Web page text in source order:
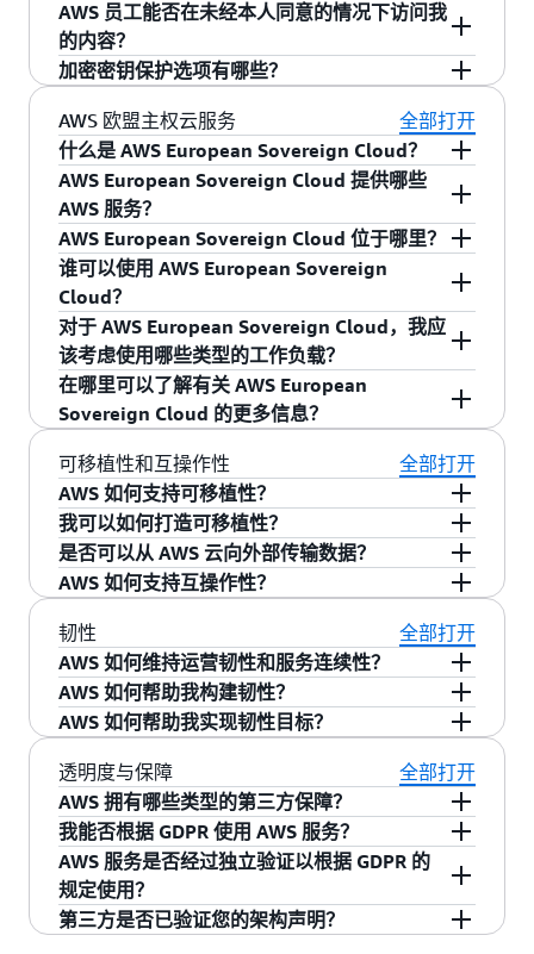
组织的要求而打造的数据中心和网络架构中受
益。您还可以获得由深入了解全球安全趋势的工
程师设计的高级安全服务，这些服务旨在相互配
合，并且使用您已知和信任的产品。
AWS 还提供各种安全工具，向客户提供 230 多项
安全、合规性和治理服务与功能，用以保护应用
程序。其中一个示例即为AWS Nitro System，这
是所有现代 Amazon Elastic Compute
Cloud（Amazon EC2）实例的基础平台，可以额
外增强应用程序的机密性和隐私性。 Nitro
System 有意设计为无操作员访问权限。任何系统
或人员无需通过任何机制即可登录 EC2 Nitro 主
机、访问 EC2 实例的内存，或者访问本地加密实
例存储或远程加密 EBS 卷上存储的任何客户数
AWS 运营商需要在 EC2 服务器上开展维护工作，
他们仅能使用一系列有限的经过身份验证、授
权、记录和审核的管理 API。这些 API 均不允许操
作员访问 EC2 服务器上的客户数据。由于这些是
Nitro System 自带的经过设计和测试的技术限
制，任何 AWS 运营商均无法避开这些控制和保护
措施。作为我们提高透明度这一承诺的一部分，
我们聘请了领先的网络安全咨询公司NCC
Group，对我们的 Nitro System 安全声明进行架
构审核并出具公共报告。他们的报告证实，使用
AWS Nitro System 的任何 AWS 人员无需通过任何
机制即可访问 Nitro 主机上的数据。我们还在
AWS 服务条款（第 96 节）中添加了 Nitro 控制措
施，这些内容适用于 AWS 的所有使用者。
哪些 AWS 服务来处理和存储您的客户内容。未经
您同意，我们不会出于任何目的而访问或使用您
的客户内容。由您控制客户内容的安全和访问、
身份管理、访问权限和身份验证方法、保留和删
除。
客户内容的定义为：客户或任何终端用户传输给
我们以便处理、存储或交由与该客户账户关联的
AWS 服务托管的软件（包括机器映像）、数据、
文本、音频、视频或图像；以及客户或其终端用
户在使用 AWS 服务过程中通过上述内容得出的任
何计算结果。例如，客户或其终端用户存储在
Amazon Simple Storage Service（S3）中的内容
就是客户内容。客户内容不包括资源标识符、元
数据标签、使用策略、权限以及与 AWS 资源管理
相关的类似项目中所包含的信息。
有关更多信息，请访问数据隐私常见问题
作为客户，您可以确定自己的内容的存储位置、
存储类型和存储所在的地理区域。AWS 全球基础
设施让您可以灵活地选择运行工作负载的方式和
地点。未经您同意，AWS 不会将您的内容移到或
复制到您所选择的 AWS 区域之外，除非法律要求
或者政府部门发布有约束力的指令要求。 作为我
们合规性计划的一部分，外部独立审计师对这一
承诺进行了核实，例如德国政府的C5 认证。我们
的认证报告载列于AWS Artifact。
在使用 AWS 服务时，客户可以确信客户内容保留
在所选 AWS 区域内。例如，通过选择 AWS 欧洲
地区（巴黎），组成该区域的三个可用区（AZ）
分别至少包括一个数据中心，AWS 客户即可控制
其数据的位置，并可在法国境内构建高度可用的
应用程序。少量 AWS 服务涉及数据传输，例如，
出于开发和改进服务的需要，您可以在此过程中
选择退出传输，或者因为传输是服务的重要部分
（例如内容分发服务）。有关更多信息，请访问
“AWS 服务的隐私功能”页面。
我们的白皮书《
Using AWS in the Context of
Common Privacy & Data Protection
Considerations》（“AWS 区域：内容将存储在哪
里？”部分）。
AWS 员工能否在未经本人同意的情况下访问我
的内容？
否。我们禁止（且我们的系统旨在防止）AWS 人
员出于任何目的（包括服务维护）远程访问客户
内容，除非客户要求访问或者出于防止欺诈和滥
用或遵守法律的需要访问。作为我们C5 认证
部分，经外部独立审计师核实，只有经客户授权
的人员才能访问内容，无一例外。
加密密钥保护选项有哪些？
在 AWS，我们认为最佳安全工具不应在成本、易
操作性或性能上有所妥协。我们建议客户在云端
加密客户数据，我们为客户提供AWS Key
Management Service（KMS）
等工具，采用可扩
展、持久和高度可用的方式进行加密。AWS 主张
的一项基本安全原则是，在任何 AWS 服务中，任
何类型的明文加密密钥材料均不存在人机交互。
包括 AWS 服务运营商在内，任何人无需通过任何
机制即可查看、访问或导出明文密钥材料。即使
是在灾难性故障和灾难恢复事件中，这一原则也
同样适用。AWS KMS 中的明文客户密钥材料仅用
于根据客户或其代理人对服务提出的授权请求，
在经 AWS KMS FIPS 验证的 HSM 中进行加密操
作。
AWS KMS 使用经过NIST 联邦信息处理标准
（FIPS）140 加密模块验证程序验证的 AWS 托管
硬件安全模块（HSM），保护密钥的机密性和完
整性。在这些 HSM 中生成的 KMS 密钥的所有密
钥材料以及所有需要解密 KMS 密钥材料的操作，
都在这些经 FIPS 140-2 安全级别 3 验证的 HSM
中严格进行。根据 FIPS 140 要求，KMS HSM 的
所有固件变更均提交给 NIST 认可的实验室按照
FIPS 140 安全级别 3 进行验证。如需详细了解
AWS KMS 的设计方式以及用于保护密钥的加密技
术，请阅读《AWS KMS Cryptographic Details》
白皮书。
AWS 为 AWS KMS 提供了几个高级配置选项，称
为自定义密钥存储，此类选项将 AWS KMS 便捷的
AWS 欧盟主权云服务
全部打开
什么是 AWS European Sovereign Cloud？
AWS European Sovereign Cloud 是一款面向欧盟
的独立云，旨在帮助公共部门组织和高度监管行
业的客户满足其不断变化的主权需求。AWS
European Sovereign Cloud 是唯一具备全功能、
独立运营的主权云，由强大的技术控制、主权保
障和法律保护提供支持。我们设计了独立于现有
AWS 区域的 AWS European Sovereign Cloud，其
基础设施完全位于欧盟（EU）境内，并且具有与
客户在当今现有 AWS 区域获得的相同的安全性、
可用性和性能。与当前所有区域相同，使用 AWS
European Sovereign Cloud 的客户将受益于 AWS
的所有强大功能，其熟悉的架构、广泛的服务组
合和 API 与当今数百万客户所用的相同。
为了提高在欧盟境内的运营自主性和韧性，只有
位于欧盟境内的欧盟居民才可以控制日常运营活
动，包括访问数据中心以及获取技术支持和 AWS
European Sovereign Cloud 的客户服务。我们正
在逐步过渡到将完成由位于欧盟的欧盟公民运营
的 AWS European Sovereign Cloud。在这一过渡
时期，我们将继续与由欧盟居民和居住在欧盟的
欧洲公民组成的混合团队合作。
AWS European Sovereign Cloud 提供哪些
AWS 服务？
AWS European Sovereign Cloud 是一款功能完备
的云服务产品，它会提供客户当前在 AWS 所使用
的广泛服务组合和各项功能。推出新的 AWS 区域
期间，我们将首先提供支持关键工作负载和应用
程序所需的核心服务，然后根据客户与合作伙伴
的需求继续扩展。
European Sovereign Cloud 中可用服务的完整列
表和我们的服务路线图。
AWS European Sovereign Cloud 位于哪里？
AWS European Sovereign Cloud 的首个 AWS 区域
位于德国勃兰登堡州。我们还宣布了相关计划，
即将 AWS European Sovereign Cloud 的覆盖范围
从德国扩展至整个欧盟地区，以满足严格的隔
离、本地数据驻留以及低延迟等要求。这将从位
于比利时、荷兰和葡萄牙的新主权本地区域开
始。
谁可以使用 AWS European Sovereign
Cloud？
AWS European Sovereign Cloud 面向所有客户开
放，其中包括那些出于寻求更完善的数据驻留和
运营自主性等原因、尚未开始云服务之旅或者尚
未将部分更敏感的工作负载迁移到云的客户。
对于 AWS European Sovereign Cloud，我应
该考虑使用哪些类型的工作负载？
AWS European Sovereign Cloud 为客户提供满足
严格的运营自主权和数据驻留要求的能力。考虑
使用 AWS European Sovereign Cloud 来承载那些
需要更强主权控制的工作负载，比如那些对数据
驻留和在欧盟内的运营控制有特定要求的工作负
载。为了实现更强大的数据驻留和运营控制，
AWS European Sovereign Cloud 基础设施独立于
其他 AWS 区域进行运营。为了确保 AWS
European Sovereign Cloud 独立运营，只有位于
欧盟境内的欧盟居民才可以控制日常运营活动，
包括访问数据中心以及获取技术支持和客户服
务。我们正在逐步过渡到将完成由位于欧盟的欧
盟公民运营的 AWS European Sovereign Cloud。
对于其他工作负载，全球数以百万计的公司都依
赖并信任现有的 AWS 区域，将他们最敏感和受监
管的数据托管在云中。AWS 全球云基础设施是一
个安全、可扩展且可靠的云基础设施，可提供来
自全球数据中心的 200 多种功能全面的服务。
在哪里可以了解有关 AWS European
Sovereign Cloud 的更多信息？
您可以访问aws.eu了解有关 AWS European
Sovereign Cloud 的更多信息。
可移植性和互操作性
全部打开
AWS 如何支持可移植性？
AWS 直接与许多其他网络（包括其他云提供商的
网络）互连，旨在帮助客户从不同提供商处、在
不同网络中获得可靠的数据传输体验。如果客户
决定切换 IT 提供商，我们希望清除让客户难以完
成这件事的障碍，因为我们关注建立长期的客户
信任，如能清除这些障碍，AWS 将对新客户和回
头客产生吸引力。在全球范围内，如果客户希望
迁移到 AWS 以外，则其有权免费将数据传输到互
联网上。如需了解更多信息，请阅读
我们的数据
传输博客文章。
我可以如何打造可移植性？
为了提升应用程序层面的可移植性，AWS 提供了
许多开源解决方案，包括 MySQL（Amazon
RDS）、PostgreSQL（Amazon RDS）、Apache
Kafka（Amazon Managed Streaming for Apache
Kafka）、Kubernetes（Amazon EKS）、
Elasticsearch（Amazon OpenSearch Service）、
MongoDB（Amazon DocumentDB）、Apache
Cassandra [Amazon Keyspaces（Apache
Cassandra 兼容）] 以及 Apache Hadoop [
Amazon
Elastic MapReduce（EMR）]。在基础设施层面，
VMware Cloud on AWS与AWS 云端 Red Hat
OpenShift 服务
也适用于希望在 AWS 云中使用这
些可提供一致体验的流行技术的客户。
是否可以从 AWS 云向外部传输数据？
是，可以从 AWS 云向外部传输或复制数据。AWS
支持客户选择，包括选择将您的数据迁移到其他
云提供商或本地。如果您希望将数据迁移到其他
云提供商或本地，我们将免收将数据传输到互联
网（DTO）的费用。
AWS 提供广泛的解决方案，借由这些解决方案，
您可以直接通过互联网传输数据，也可以通过专
用网络（AWS Direct Connect）或通过物理设备传
输面向 AWS 客户的大量数据（AWS Snow 系
列）。数据格式完全由客户控制。此外，我们的
合同条款规定，客户可以随时检索其数据（请参
阅AWS 客户协议）。
AWS 如何支持互操作性？
我们在 AWS 设计了云服务，让客户可以自由选择
最适合他们需求的技术，我们承诺可实现互操作
性，这是客户首选 AWS 的关键原因。我们提供开
放式 API 和软件开发工具包（SDK）、
Elastic Container Service和Amazon EKS
Anywhere等服务，以及 AWS Outposts 系列和
AWS Snow 系列等混合基础设施服务，因此客户
和第三方能够构建兼容的软件和解决方案。我们
一直致力于开发最新的技术解决方案，这些解决
方案可让客户在 AWS 上运行其应用程序，同时仍
然可以连接到其他云提供商或在本地进行连接，
韧性
全部打开
AWS 如何维持运营韧性和服务连续性？
云韧性是指应用程序抵御中断或从中断中恢复的
能力，其中包括与基础设施、依赖服务、错误配
置、瞬态网络问题和负载激增相关的中断。在组
织更广泛的业务韧性战略（包括满足数字主权要
求的能力）中，云韧性也发挥着至关重要的作
用。客户需要知道的是，即使遭遇自然灾害、网
络中断以及地缘政治危机造成中断，他们在云中
的工作负载仍将继续运行。AWS 可提供最高级别
的韧性和安全性，公共部门组织和高度监管行业
AWS 如何帮助我构建韧性？
实现运营韧性是 AWS 和客户的共同责任。AWS 负
责确保客户所用的服务（其应用程序的组成部
分）持续可用，并确保我们随时做好准备，能够
处理可能影响我们基础设施的各种事件。我们提
供的资源中探讨了客户对运营韧性的责任，即客
户如何在 AWS 上设计、部署和测试应用程序，以
实现所需的可用性和韧性，包括几乎不需要停机
时间的关键任务应用程序。了解有关韧性责任共
AWS 如何帮助我实现韧性目标？
AWS 提供多种方法助您实现韧性目标，包括来自
AWS 合作伙伴和AWS 专业服务团队
助。AWS 韧性能力合作伙伴 专门协助客户提高云
端关键工作负载的可用性和韧性。AWS 专业服务
团队提供韧性架构就绪情况评测，可评测客户在
八个关键领域（变更管理、灾难恢复、持久性、
可观测性、运营、冗余、可扩展性和测试）中的
透明度与保障
全部打开
AWS 拥有哪些类型的第三方保障？
AWS 定期接受独立的第三方认证审计，以保证控
制活动按预期进行。您可以沿用 AWS 运营的最新
安全控制措施，从而加强自己的合规性和认证计
划。AWS 支持超过 140 种安全标准与合规性认
我能否根据 GDPR 使用 AWS 服务？
可以。AWS 致力于让客户能够根据欧盟的数据保
护条例 [包括《一般数据保护条例》（GDPR）] 来
使用所有 AWS 服务。AWS 客户可以根据 GDPR
AWS 服务是否经过独立验证以根据 GDPR 的
规定使用？
可以。AWS 已根据欧洲云基础设施服务提供商数
第三方是否已验证您的架构声明？